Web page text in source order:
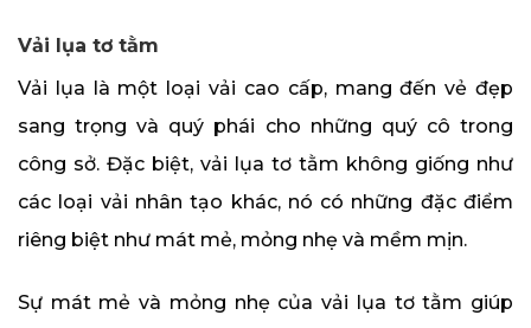
Vải lụa tơ tằm
Vải lụa là một loại vải cao cấp, mang đến vẻ đẹp
sang trọng và quý phái cho những quý cô trong
công sở. Đặc biệt, vải lụa tơ tằm không giống như
các loại vải nhân tạo khác, nó có những đặc điểm
riêng biệt như mát mẻ, mỏng nhẹ và mềm mịn.
Sự mát mẻ và mỏng nhẹ của vải lụa tơ tằm giúp